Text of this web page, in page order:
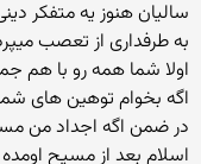
به طرفداری از تعصب
اولا شما همه رو با هم
اگه بخوام توهین های
در ضمن اگه اجداد من
اسلام بعد از مسیح